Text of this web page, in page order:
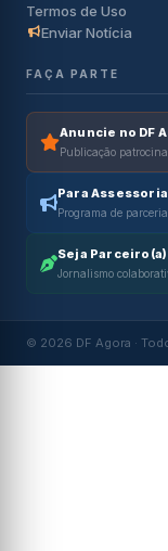
Termos de Uso
Enviar Notícia
FAÇA PARTE
Anuncie no DF
Publicação
Para
Programa de
Seja Parceiro(a)
Jornalismo
© 2026 DF Agora ·